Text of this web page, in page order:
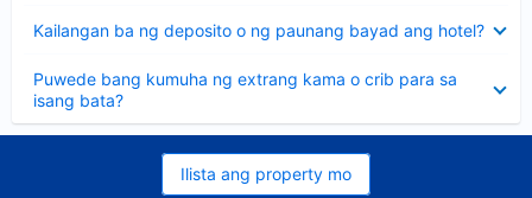
Kailangan ba ng deposito o ng paunang bayad ang hotel?
ang
Puwede bang kumuha ng extrang kama o crib para sa
isang bata?
ang
sagot
Ilista ang property mo